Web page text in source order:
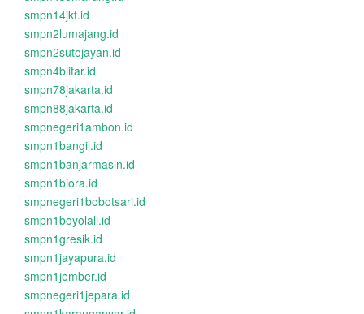
smpn14jkt.id
smpn2lumajang.id
smpn2sutojayan.id
smpn4blitar.id
smpn78jakarta.id
smpn88jakarta.id
smpnegeri1ambon.id
smpn1bangil.id
smpn1banjarmasin.id
smpn1biora.id
smpnegeri1bobotsari.id
smpn1boyolali.id
smpn1gresik.id
smpn1jayapura.id
smpn1jember.id
smpnegeri1jepara.id